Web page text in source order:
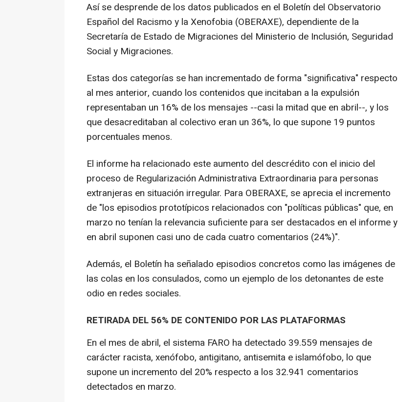
Así se desprende de los datos publicados en el Boletín del Observatorio
Español del Racismo y la Xenofobia (OBERAXE), dependiente de la
Secretaría de Estado de Migraciones del Ministerio de Inclusión, Seguridad
Social y Migraciones.
Estas dos categorías se han incrementado de forma "significativa" respecto
al mes anterior, cuando los contenidos que incitaban a la expulsión
representaban un 16% de los mensajes --casi la mitad que en abril--, y los
que desacreditaban al colectivo eran un 36%, lo que supone 19 puntos
porcentuales menos.
El informe ha relacionado este aumento del descrédito con el inicio del
proceso de Regularización Administrativa Extraordinaria para personas
extranjeras en situación irregular. Para OBERAXE, se aprecia el incremento
de "los episodios prototípicos relacionados con "políticas públicas" que, en
marzo no tenían la relevancia suficiente para ser destacados en el informe y
en abril suponen casi uno de cada cuatro comentarios (24%)".
Además, el Boletín ha señalado episodios concretos como las imágenes de
las colas en los consulados, como un ejemplo de los detonantes de este
odio en redes sociales.
RETIRADA DEL 56% DE CONTENIDO POR LAS PLATAFORMAS
En el mes de abril, el sistema FARO ha detectado 39.559 mensajes de
carácter racista, xenófobo, antigitano, antisemita e islamófobo, lo que
supone un incremento del 20% respecto a los 32.941 comentarios
detectados en marzo.